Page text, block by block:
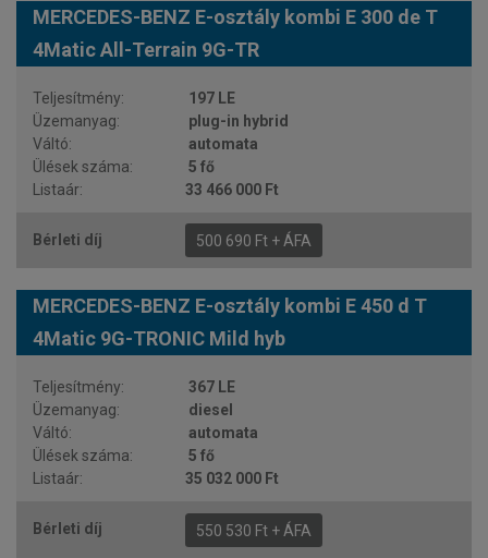
MERCEDES-BENZ E-osztály kombi E 300 de T
4Matic All-Terrain 9G-TR
197 LE
plug-in hybrid
automata
5 fő
33 466 000 Ft
500 690 Ft + ÁFA
MERCEDES-BENZ E-osztály kombi E 450 d T
4Matic 9G-TRONIC Mild hyb
367 LE
diesel
automata
5 fő
35 032 000 Ft
550 530 Ft + ÁFA